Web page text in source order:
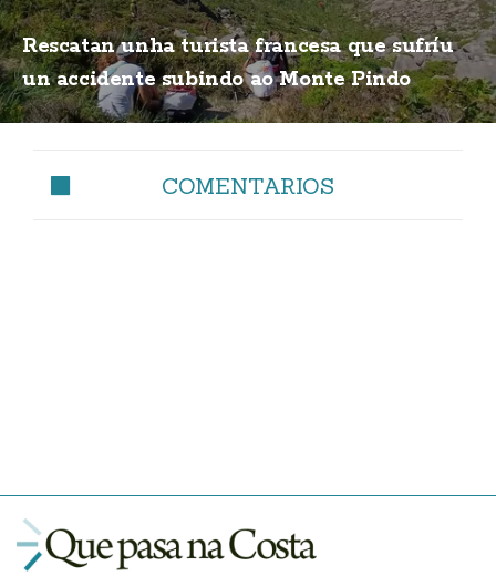
Rescatan unha turista francesa que sufríu
un accidente subindo ao Monte Pindo
COMENTARIOS